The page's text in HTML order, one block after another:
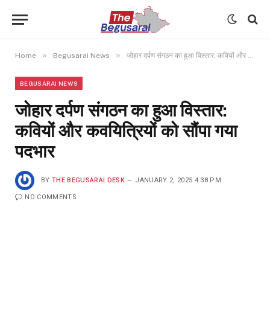
Home » Begusarai News » जोहार दर्पण संगठन का हुआ विस्तार: कवियों और कवयित्रियों को सौंपा गया पदभार
BEGUSARAI NEWS
जोहार दर्पण संगठन का हुआ विस्तार:
कवियों और कवयित्रियों को सौंपा गया
पदभार
BY THE BEGUSARAI DESK JANUARY 2, 2025 4:38 PM
NO COMMENTS